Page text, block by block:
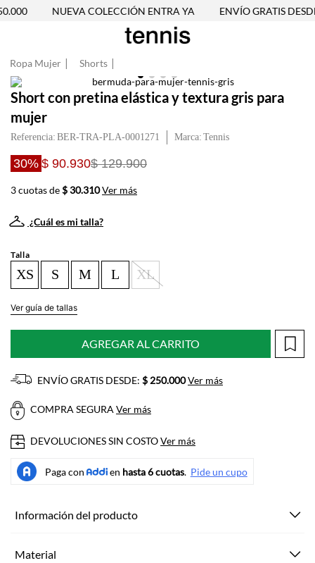
NUEVA COLECCIÓN ENTRA YA ENVÍO GRATIS
Ropa Mujer Shorts
Short con pretina elástica y textura gris para
mujer
Referencia: BER-TRA-PLA-0001271 Tennis
30% $ 90.930$ 129.900
3 cuotas de$ 30.310Ver más
¿Cuál es mi talla?
Talla
XS S M L XL
Ver guía de tallas
AGREGAR AL CARRITO
ENVÍO GRATIS DESDE: $ 250.000Ver más
COMPRA SEGURA Ver más
DEVOLUCIONES SIN COSTOVer más
Información del producto
Material